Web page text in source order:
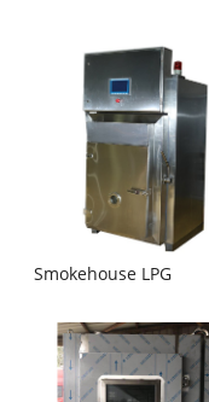
Smokehouse LPG